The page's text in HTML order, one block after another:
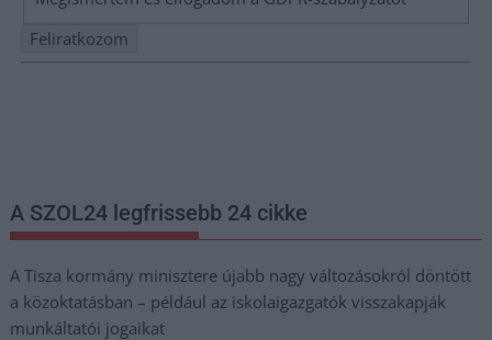
A SZOL24 legfrissebb 24 cikke
A Tisza kormány minisztere újabb nagy változásokról döntött
a közoktatásban – például az iskolaigazgatók visszakapják
munkáltatói jogaikat